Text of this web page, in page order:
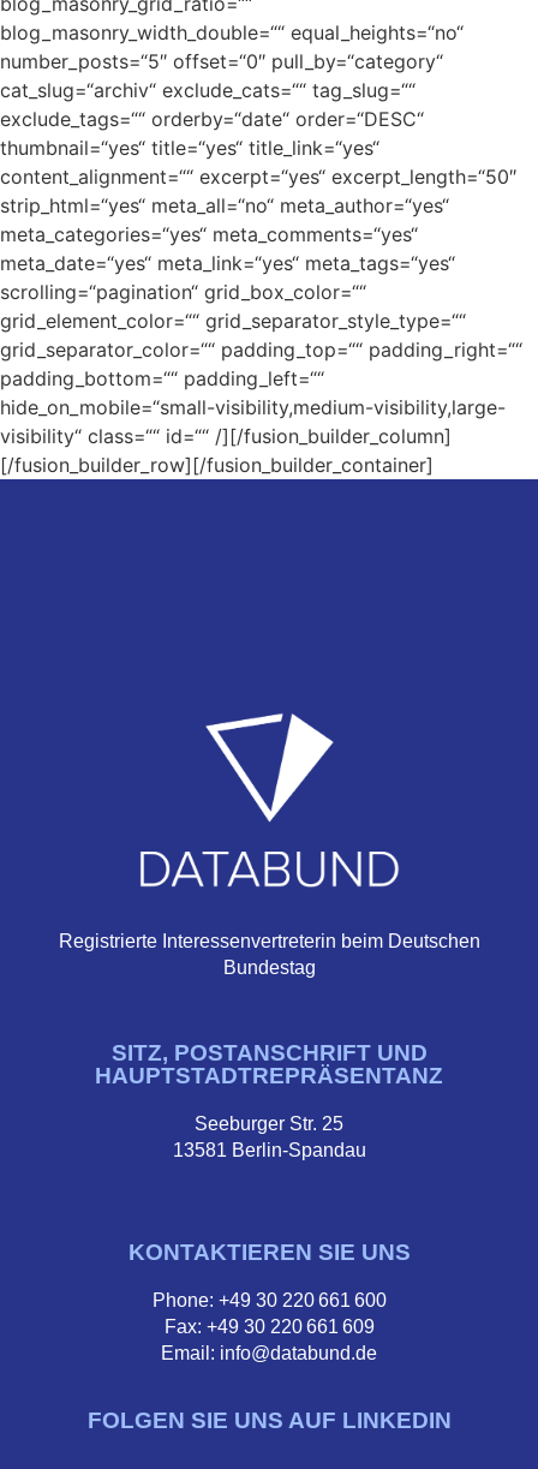
blog_masonry_width_double=““ equal_heights=“no“
number_posts=“5″ offset=“0″ pull_by=“category“
cat_slug=“archiv“ exclude_cats=““ tag_slug=““
exclude_tags=““ orderby=“date“ order=“DESC“
thumbnail=“yes“ title=“yes“ title_link=“yes“
content_alignment=““ excerpt=“yes“ excerpt_length=“50″
strip_html=“yes“ meta_all=“no“ meta_author=“yes“
meta_categories=“yes“ meta_comments=“yes“
meta_date=“yes“ meta_link=“yes“ meta_tags=“yes“
scrolling=“pagination“ grid_box_color=““
grid_element_color=““ grid_separator_style_type=““
grid_separator_color=““ padding_top=““ padding_right=““
padding_bottom=““ padding_left=““
hide_on_mobile=“small-visibility,medium-visibility,large-
visibility“ class=““ id=““ /][/fusion_builder_column]
[/fusion_builder_row][/fusion_builder_container]
Registrierte Interessenvertreterin beim Deutschen
Bundestag
SITZ, POSTANSCHRIFT UND
HAUPTSTADTREPRÄSENTANZ
Seeburger Str. 25
13581 Berlin-Spandau
KONTAKTIEREN SIE UNS
Phone: +49 30 220 661 600
Fax: +49 30 220 661 609
Email: info@databund.de
FOLGEN SIE UNS AUF LINKEDIN